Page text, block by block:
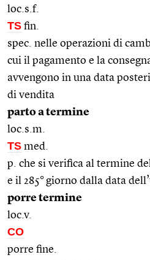
loc.s.f.
TS fin.
spec. nelle operazioni di
cui il pagamento e la
avvengono in una data
di vendita
parto a termine
loc.s.m.
TS med.
p. che si verifica al termine
e il 285° giorno dalla data
porre termine
loc.v.
CO
porre fine.